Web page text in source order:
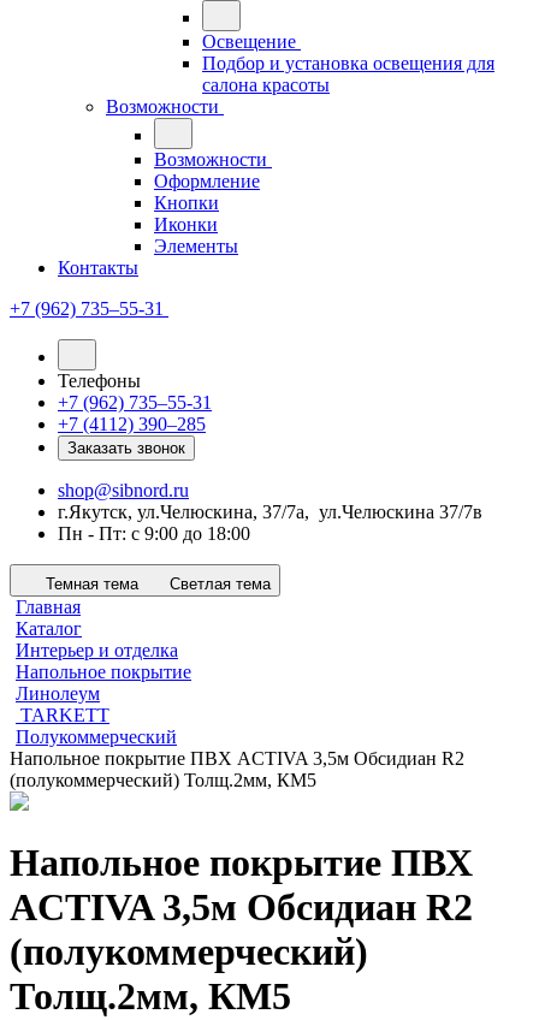
Освещение
Подбор и установка освещения для
салона красоты
Возможности
Возможности
Оформление
Кнопки
Иконки
Элементы
Контакты
+7 (962) 735‒55-31
Телефоны
+7 (962) 735‒55-31
+7 (4112) 390‒285
Заказать звонок
shop@sibnord.ru
​г.Якутск, ул.Челюскина, 37/7а, ул.Челюскина 37/7в
Пн - Пт: с 9:00 до 18:00
Темная тема Светлая тема
Главная
Каталог
Интерьер и отделка
Напольное покрытие
Линолеум
TARKETT
Полукоммерческий
Напольное покрытие ПВХ ACTIVA 3,5м Обсидиан R2
(полукоммерческий) Толщ.2мм, КМ5
Напольное покрытие ПВХ
ACTIVA 3,5м Обсидиан R2
(полукоммерческий)
Толщ.2мм, КМ5